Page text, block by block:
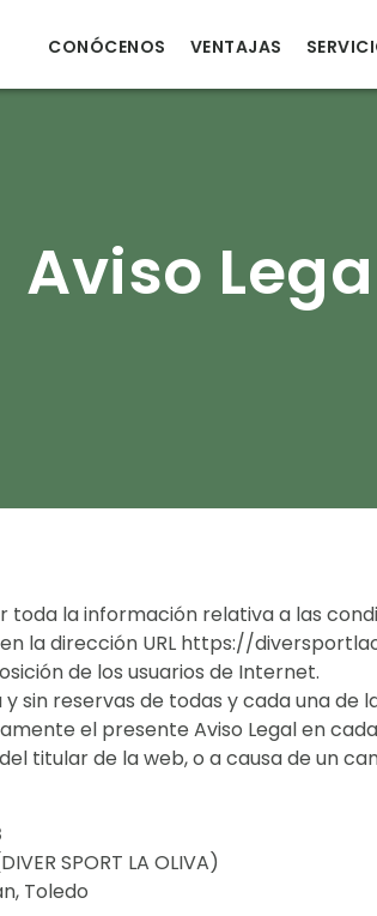
CONÓCENOS VENTAJAS
Aviso
toda la información relativa a las
la dirección URL https://
de los usuarios de Internet.
reservas de todas y cada una de
el presente Aviso Legal en
titular de la web, o a causa de un
SPORT LA OLIVA)
Toledo